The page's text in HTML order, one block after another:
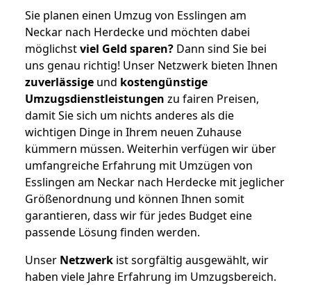
Sie planen einen Umzug von Esslingen am
Neckar nach Herdecke und möchten dabei
möglichstviel Geld sparen? Dann sind Sie bei
uns genau richtig! Unser Netzwerk bieten Ihnen
zuverlässige und kostengünstige
Umzugsdienstleistungen zu fairen Preisen,
damit Sie sich um nichts anderes als die
wichtigen Dinge in Ihrem neuen Zuhause
kümmern müssen. Weiterhin verfügen wir über
umfangreiche Erfahrung mit Umzügen von
Esslingen am Neckar nach Herdecke mit jeglicher
Größenordnung und können Ihnen somit
garantieren, dass wir für jedes Budget eine
passende Lösung finden werden.
Unser Netzwerk ist sorgfältig ausgewählt, wir
haben viele Jahre Erfahrung im Umzugsbereich.